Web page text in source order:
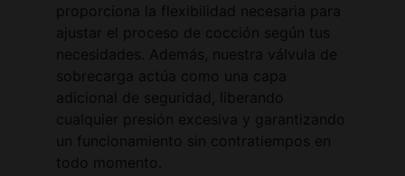
proporciona la flexibilidad necesaria para
ajustar el proceso de cocción según tus
necesidades. Además, nuestra válvula de
sobrecarga actúa como una capa
adicional de seguridad, liberando
cualquier presión excesiva y garantizando
un funcionamiento sin contratiempos en
todo momento.